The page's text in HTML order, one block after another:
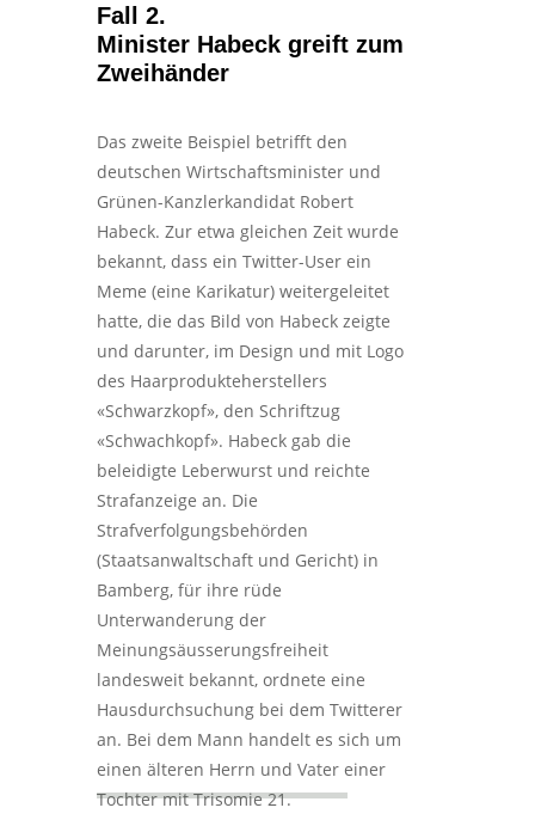
Fall 2.
Minister Habeck greift zum
Zweihänder
Das zweite Beispiel betrifft den
deutschen Wirtschaftsminister und
Grünen-Kanzlerkandidat Robert
Habeck. Zur etwa gleichen Zeit wurde
bekannt, dass ein Twitter-User ein
Meme (eine Karikatur) weitergeleitet
hatte, die das Bild von Habeck zeigte
und darunter, im Design und mit Logo
des Haarprodukteherstellers
«Schwarzkopf», den Schriftzug
«Schwachkopf». Habeck gab die
beleidigte Leberwurst und reichte
Strafanzeige an. Die
Strafverfolgungsbehörden
(Staatsanwaltschaft und Gericht) in
Bamberg, für ihre rüde
Unterwanderung der
Meinungsäusserungsfreiheit
landesweit bekannt, ordnete eine
Hausdurchsuchung bei dem Twitterer
an. Bei dem Mann handelt es sich um
einen älteren Herrn und Vater einer
Tochter mit Trisomie 21.